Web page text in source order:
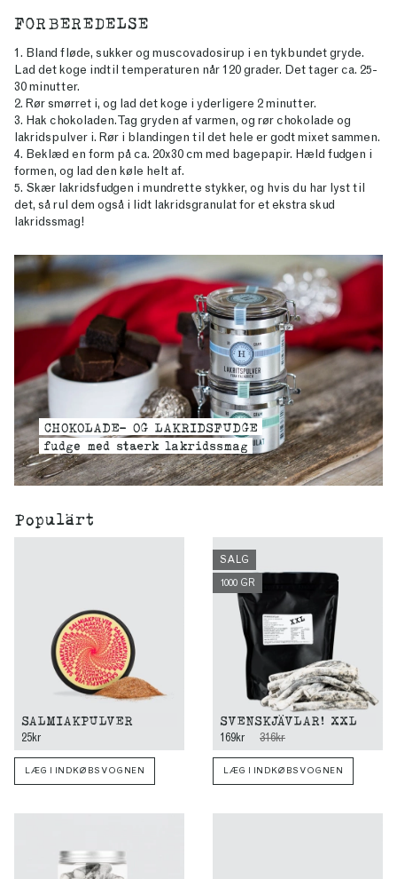
FORBEREDELSE
1. Bland fløde, sukker og muscovadosirup i en tykbundet gryde.
Lad det koge indtil temperaturen når 120 grader. Det tager ca. 25-
30 minutter.
2. Rør smørret i, og lad det koge i yderligere 2 minutter.
3. Hak chokoladen. Tag gryden af varmen, og rør chokolade og
lakridspulver i. Rør i blandingen til det hele er godt mixet sammen.
4. Beklæd en form på ca. 20x30 cm med bagepapir. Hæld fudgen i
formen, og lad den køle helt af.
5. Skær lakridsfudgen i mundrette stykker, og hvis du har lyst til
det, så rul dem også i lidt lakridsgranulat for et ekstra skud
lakridssmag!
CHOKOLADE- OG LAKRIDSFUDGE
fudge med stærk lakridssmag
Populärt
SALMIAKPULVER
25kr
LÆG I INDKØBSVOGNEN
SALG
1000 GR
SVENSKJÄVLAR! XXL
169kr 316kr
LÆG I INDKØBSVOGNEN